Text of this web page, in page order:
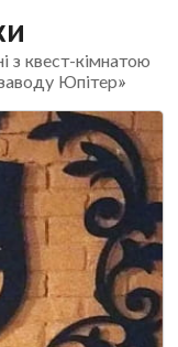
з квест-кімнатою
Юпітер»